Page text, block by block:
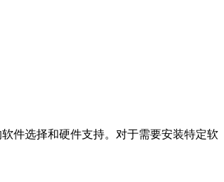
件选择和硬件支持。对于需要安装特定软